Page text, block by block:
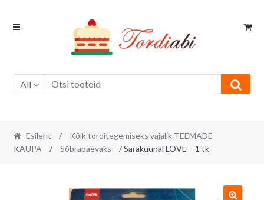
Skip
Skip
All
Esileht /
Kõik torditegemiseks vajalik TEEMADE
KAUPA
/ Sõbrapäevaks / Säraküünal LOVE – 1 tk